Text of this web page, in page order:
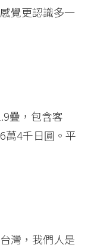
覺更認識多一
疊，包含客
萬4千日圓。平
灣，我們人是